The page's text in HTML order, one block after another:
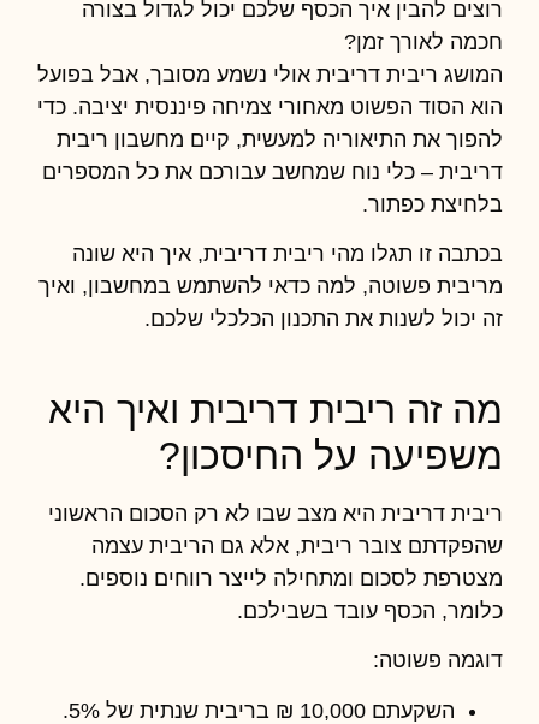
רוצים להבין איך הכסף שלכם יכול לגדול בצורה
חכמה לאורך זמן?
המושג ריבית דריבית אולי נשמע מסובך, אבל בפועל
הוא הסוד הפשוט מאחורי צמיחה פיננסית יציבה. כדי
להפוך את התיאוריה למעשית, קיים מחשבון ריבית
דריבית – כלי נוח שמחשב עבורכם את כל המספרים
בלחיצת כפתור.
בכתבה זו תגלו מהי ריבית דריבית, איך היא שונה
מריבית פשוטה, למה כדאי להשתמש במחשבון, ואיך
זה יכול לשנות את התכנון הכלכלי שלכם.
מה זה ריבית דריבית ואיך היא
משפיעה על החיסכון?
ריבית דריבית היא מצב שבו לא רק הסכום הראשוני
שהפקדתם צובר ריבית, אלא גם הריבית עצמה
מצטרפת לסכום ומתחילה לייצר רווחים נוספים.
כלומר, הכסף עובד בשבילכם.
דוגמה פשוטה:
השקעתם 10,000 ₪ בריבית שנתית של 5%.